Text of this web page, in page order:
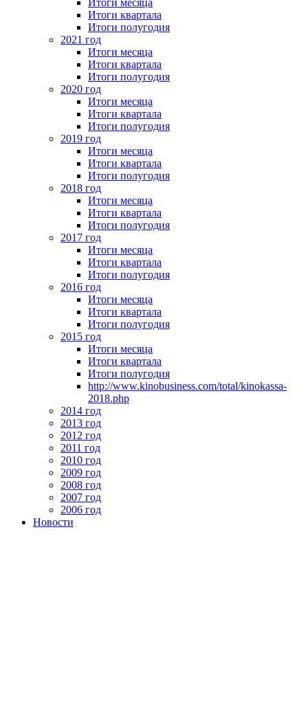
Итоги месяца
Итоги квартала
Итоги полугодия
2021 год
Итоги месяца
Итоги квартала
Итоги полугодия
2020 год
Итоги месяца
Итоги квартала
Итоги полугодия
2019 год
Итоги месяца
Итоги квартала
Итоги полугодия
2018 год
Итоги месяца
Итоги квартала
Итоги полугодия
2017 год
Итоги месяца
Итоги квартала
Итоги полугодия
2016 год
Итоги месяца
Итоги квартала
Итоги полугодия
2015 год
Итоги месяца
Итоги квартала
Итоги полугодия
http://www.kinobusiness.com/total/kinokassa-
2018.php
2014 год
2013 год
2012 год
2011 год
2010 год
2009 год
2008 год
2007 год
2006 год
Новости